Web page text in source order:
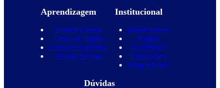
Aprendizagem
Nossos Cursos
Curso de Inglês
Curso de Espanhol
Nossas Escolas
Institucional
Quem Somos
Equipe
Novidades
Promoções
Blog Wizard
Dúvidas